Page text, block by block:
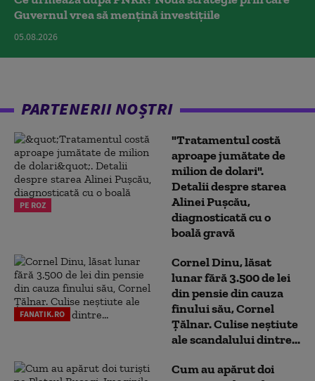
Guvernul vrea să mențină investițiile
05.08.2026
PARTENERII NOȘTRI
PE ROZ
"Tratamentul costă
aproape jumătate de
milion de dolari".
Detalii despre starea
Alinei Pușcău,
diagnosticată cu o
boală gravă
FANATIK.RO
Cornel Dinu, lăsat
lunar fără 3.500 de lei
din pensie din cauza
finului său, Cornel
Țălnar. Culise neștiute
ale scandalului dintre...
Cum au apărut doi